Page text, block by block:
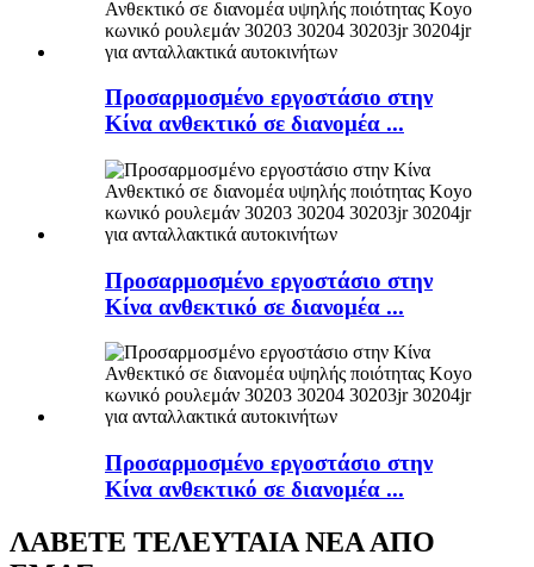
Προσαρμοσμένο εργοστάσιο στην
Κίνα ανθεκτικό σε διανομέα ...
Προσαρμοσμένο εργοστάσιο στην
Κίνα ανθεκτικό σε διανομέα ...
Προσαρμοσμένο εργοστάσιο στην
Κίνα ανθεκτικό σε διανομέα ...
ΛΑΒΕΤΕ ΤΕΛΕΥΤΑΙΑ ΝΕΑ ΑΠΟ